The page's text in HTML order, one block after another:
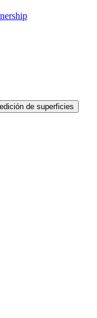
de superficies